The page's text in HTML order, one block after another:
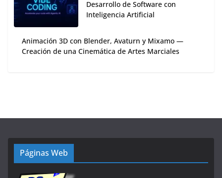
Desarrollo de Software con
Inteligencia Artificial
Animación 3D con Blender, Avaturn y Mixamo —
Creación de una Cinemática de Artes Marciales
Páginas Web